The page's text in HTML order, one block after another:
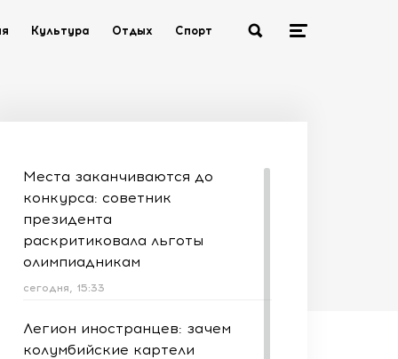
Культура Отдых Спорт
Места заканчиваются до
конкурса: советник
президента
раскритиковала льготы
олимпиадникам
сегодня, 15:33
Легион иностранцев: зачем
колумбийские картели